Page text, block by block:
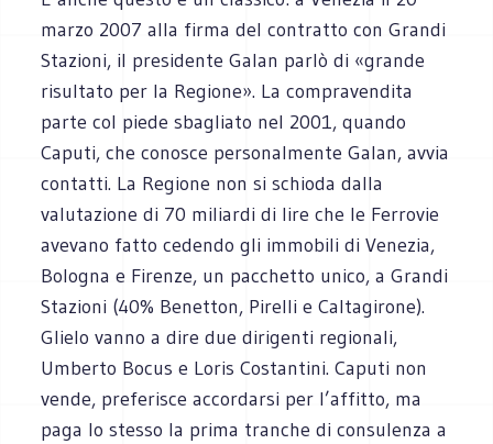
marzo 2007 alla firma del contratto con Grandi
Stazioni, il presidente Galan parlò di «grande
risultato per la Regione». La compravendita
parte col piede sbagliato nel 2001, quando
Caputi, che conosce personalmente Galan, avvia
contatti. La Regione non si schioda dalla
valutazione di 70 miliardi di lire che le Ferrovie
avevano fatto cedendo gli immobili di Venezia,
Bologna e Firenze, un pacchetto unico, a Grandi
Stazioni (40% Benetton, Pirelli e Caltagirone).
Glielo vanno a dire due dirigenti regionali,
Umberto Bocus e Loris Costantini. Caputi non
vende, preferisce accordarsi per l’affitto, ma
paga lo stesso la prima tranche di consulenza a